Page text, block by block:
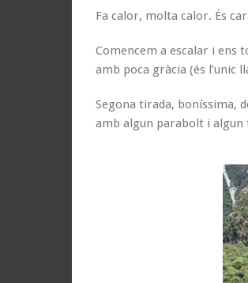
Fa calor, molta calor. És
Comencem a escalar i ens
amb poca gràcia (és l’unic
Segona tirada, boníssima,
amb algun parabolt i algun